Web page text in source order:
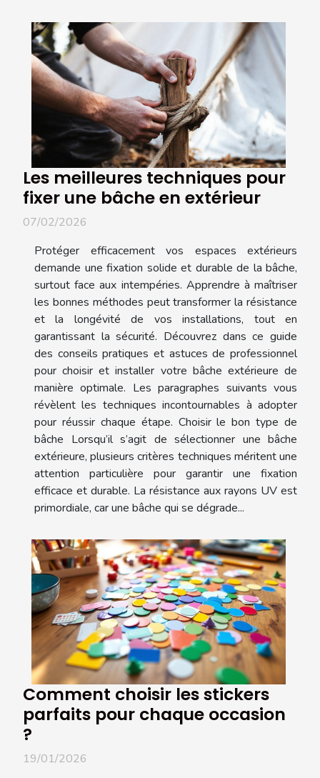
Les meilleures techniques pour
fixer une bâche en extérieur
07/02/2026
Protéger efficacement vos espaces extérieurs
demande une fixation solide et durable de la bâche,
surtout face aux intempéries. Apprendre à maîtriser
les bonnes méthodes peut transformer la résistance
et la longévité de vos installations, tout en
garantissant la sécurité. Découvrez dans ce guide
des conseils pratiques et astuces de professionnel
pour choisir et installer votre bâche extérieure de
manière optimale. Les paragraphes suivants vous
révèlent les techniques incontournables à adopter
pour réussir chaque étape. Choisir le bon type de
bâche Lorsqu’il s’agit de sélectionner une bâche
extérieure, plusieurs critères techniques méritent une
attention particulière pour garantir une fixation
efficace et durable. La résistance aux rayons UV est
primordiale, car une bâche qui se dégrade...
Comment choisir les stickers
parfaits pour chaque occasion
?
19/01/2026